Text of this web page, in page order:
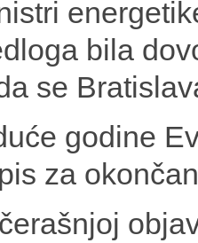
bila
se
godine
za